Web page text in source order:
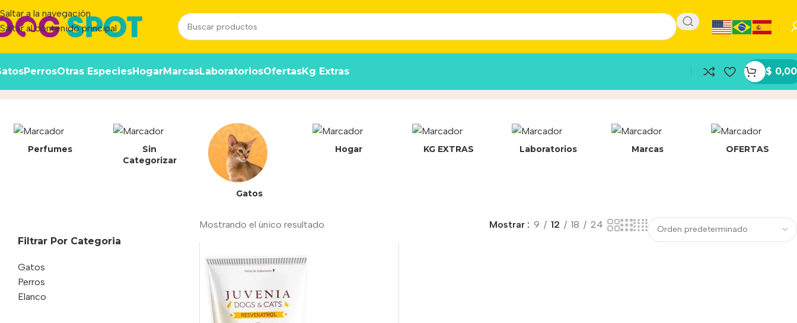
Saltar a la navegación
Saltar al contenido principal
PerrosOtras EspeciesHogarMarcasLaboratoriosOfertasKg Extras $ 0,00
Perfumes
Sin
Categorizar
Gatos
Hogar KG EXTRAS Laboratorios Marcas OFERTAS
Filtrar Por Categoria
Gatos
Perros
Elanco
Mostrando el único resultado Mostrar 9 12 18 24